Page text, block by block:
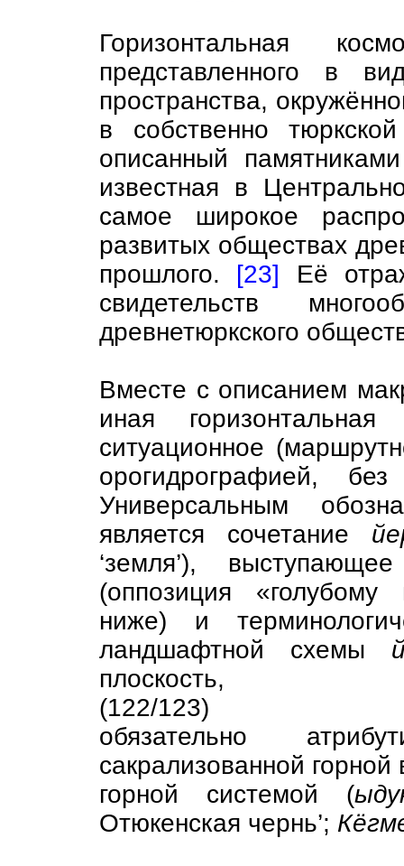
Горизонтальная
представленного в
пространства,
в собственно
описанный
известная в
самое широкое
развитых обществах
прошлого. [23] Её
свидетельств
древнетюркского
Вместе с описанием
иная
ситуационное
орогидрографией,
Универсальным
является сочетание
‘земля’),
(оппозиция «голубому
ниже) и
ландшафтной схемы
плоскость,
(122/123)
обязательно
сакрализованной
горной системой (
Отюкенская чернь’;